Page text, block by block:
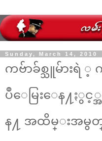
Sunday, March 14, 2010
ကဗ်ာခ်စ္သူမ်ားရဲ
ပဳေမြးေန႔ႏွ
န႔ အထိမ္းအမွတ္